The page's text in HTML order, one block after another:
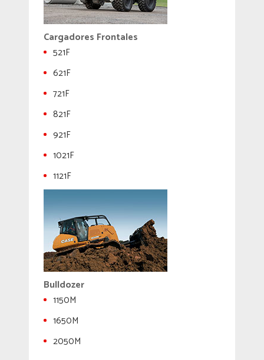
Cargadores Frontales
521F
621F
721F
821F
921F
1021F
1121F
Bulldozer
1150M
1650M
2050M